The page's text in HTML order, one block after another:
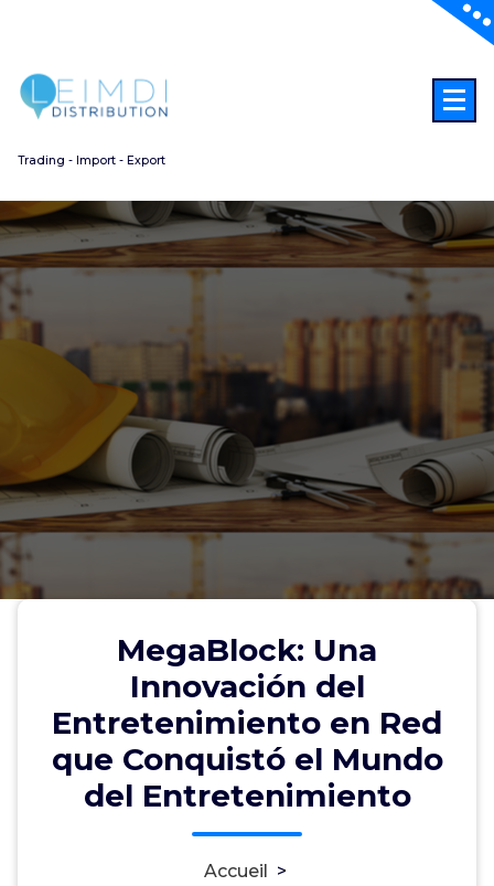
Trading - Import - Export
MegaBlock: Una
Innovación del
Entretenimiento en Red
que Conquistó el Mundo
del Entretenimiento
Accueil
>
MegaBlock: Una Innovación del
Entretenimiento en Red que
Conquistó el Mundo del
Entretenimiento